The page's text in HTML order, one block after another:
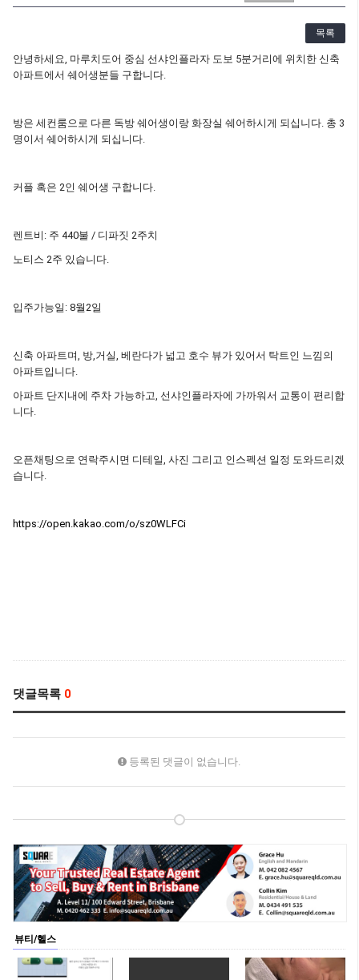
목록
안녕하세요, 마루치도어 중심 선샤인플라자 도보 5분거리에 위치한 신축
아파트에서 쉐어생분들 구합니다.
방은 세컨룸으로 다른 독방 쉐어생이랑 화장실 쉐어하시게 되십니다. 총 3
명이서 쉐어하시게 되십니다.
커플 혹은 2인 쉐어생 구합니다.
렌트비: 주 440불 / 디파짓 2주치
노티스 2주 있습니다.
입주가능일: 8월2일
신축 아파트며, 방,거실, 베란다가 넓고 호수 뷰가 있어서 탁트인 느낌의
아파트입니다.
아파트 단지내에 주차 가능하고, 선샤인플라자에 가까워서 교통이 편리합
니다.
오픈채팅으로 연락주시면 디테일, 사진 그리고 인스펙션 일정 도와드리겠
습니다.
https://open.kakao.com/o/sz0WLFCi
댓글목록 0
등록된 댓글이 없습니다.
뷰티/헬스